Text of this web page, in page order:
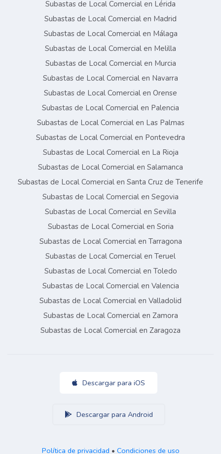
Subastas de Local Comercial en Lérida
Subastas de Local Comercial en Madrid
Subastas de Local Comercial en Málaga
Subastas de Local Comercial en Melilla
Subastas de Local Comercial en Murcia
Subastas de Local Comercial en Navarra
Subastas de Local Comercial en Orense
Subastas de Local Comercial en Palencia
Subastas de Local Comercial en Las Palmas
Subastas de Local Comercial en Pontevedra
Subastas de Local Comercial en La Rioja
Subastas de Local Comercial en Salamanca
Subastas de Local Comercial en Santa Cruz de Tenerife
Subastas de Local Comercial en Segovia
Subastas de Local Comercial en Sevilla
Subastas de Local Comercial en Soria
Subastas de Local Comercial en Tarragona
Subastas de Local Comercial en Teruel
Subastas de Local Comercial en Toledo
Subastas de Local Comercial en Valencia
Subastas de Local Comercial en Valladolid
Subastas de Local Comercial en Zamora
Subastas de Local Comercial en Zaragoza
Descargar para iOS
Descargar para Android
Política de privacidad • Condiciones de uso